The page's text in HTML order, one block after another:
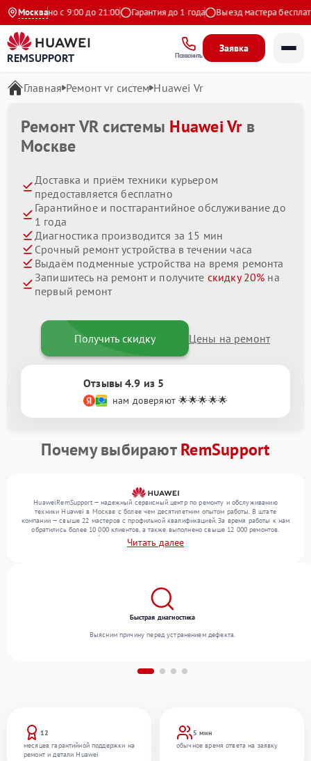
Москвас 9:00 до 21:00 Гарантия до 1 года Выезд мастера бесплатно
REMSUPPORT Позвонить
Заявка
Главная Ремонт vr систем Huawei Vr
Ремонт VR системы Huawei Vrв
Москве
Доставка и приём техники курьером
предоставляется бесплатно
Гарантийное и постгарантийное обслуживание до
1 года
Диагностика производится за 15 мин
Срочный ремонт устройства в течении часа
Выдаём подменные устройства на время ремонта
Запишитесь на ремонт и получите скидку 20% на
первый ремонт
Получить скидку Цены на ремонт
Отзывы 4.9 из 5
нам доверяют 🌟🌟🌟🌟🌟
Почему выбираютRemSupport
HuaweiRemSupport — надежный сервисный центр по ремонту и обслуживанию
техники Huawei в Москве с более чем десятилетним опытом работы. В штате
компании — свыше 22 мастеров с профильной квалификацией. За время работы к нам
обратились более 10 000 клиентов, а также выполнено свыше 12 000 ремонтов.
Ежемесячно в сервисный центр поступает свыше 300 единиц техники, включая , , . Мы
работаем с широким спектром неисправностей и предлагаем стабильный уровень
Читать далее
12
месяцев гарантийной поддержки на
ремонт и детали Huawei
5 мин
обычное время ответа на заявку
Быстрая диагностика
Выясним причину перед устранением дефекта.